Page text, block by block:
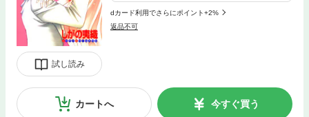
試し読み
dカード利用でさらにポイント+2%
返品不可
カートへ 今すぐ買う